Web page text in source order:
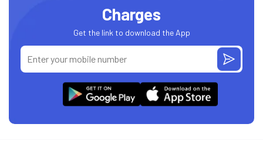
Charges
Get the link to download the App